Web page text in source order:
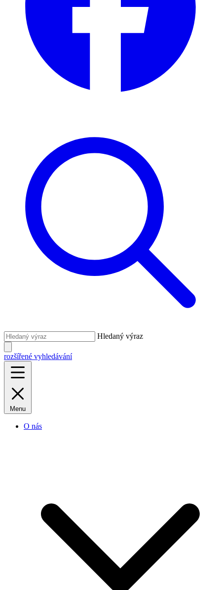
Hledaný výraz
rozšířené vyhledávání
Menu
O nás